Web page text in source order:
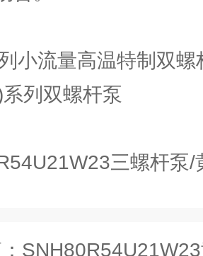
小流量高温特制双螺
列双螺杆泵
三螺杆泵/